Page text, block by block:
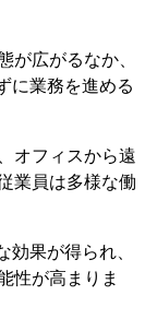
が広がるなか、
に業務を進める
オフィスから遠
業員は多様な働
効果が得られ、
性が高まりま